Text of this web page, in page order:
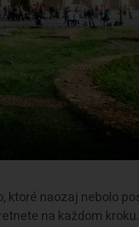
naozaj nebolo
na každom kroku.